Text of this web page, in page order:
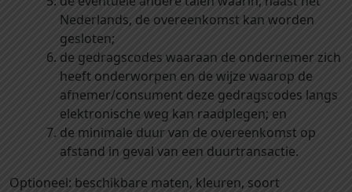
Nederlands, de overeenkomst kan worden
gesloten;
de gedragscodes waaraan de ondernemer zich
heeft onderworpen en de wijze waarop de
afnemer/consument deze gedragscodes langs
elektronische weg kan raadplegen; en
de minimale duur van de overeenkomst op
afstand in geval van een duurtransactie.
Optioneel: beschikbare maten, kleuren, soort